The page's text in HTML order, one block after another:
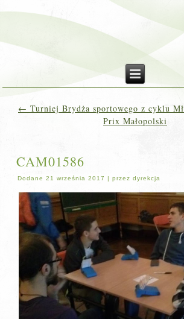
← Turniej Brydża sportowego z cyklu
Prix Małopolski
CAM01586
Dodane 21 września 2017 |przez dyrekcja